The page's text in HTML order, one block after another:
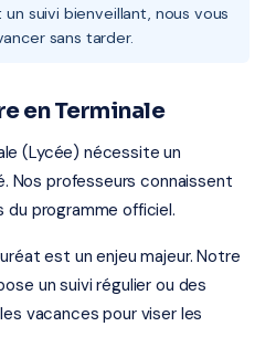
suivi bienveillant, nous vous
sans tarder.
en Terminale
(Lycée) nécessite un
Nos professeurs connaissent
programme officiel.
est un enjeu majeur. Notre
un suivi régulier ou des
vacances pour viser les